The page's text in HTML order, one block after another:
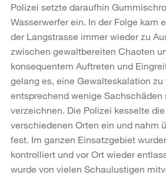
Polizei setzte daraufhin
Wasserwerfer ein. In der Folge kam
der Langstrasse immer wieder zu
zwischen gewaltbereiten Chaoten
konsequentem Auftreten und
gelang es, eine Gewalteskalation zu
entsprechend wenige Sachschäden
verzeichnen. Die Polizei kesselte
verschiedenen Orten ein und nahm
fest. Im ganzen Einsatzgebiet
kontrolliert und vor Ort wieder
wurde von vielen Schaulustigen